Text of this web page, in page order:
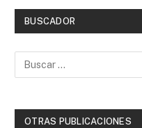
BUSCADOR
OTRAS PUBLICACIONES